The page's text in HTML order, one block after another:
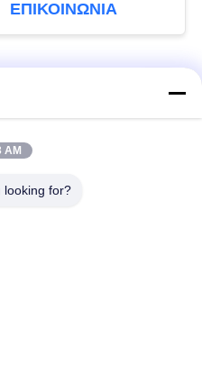
ΕΠΙΚΟΙΝΩΝΊΑ
Σκληραίνοντας
AM
looking for?